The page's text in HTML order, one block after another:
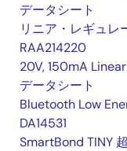
データシート
リニア・レギュレ
RAA214220
20V, 150mA
データシート
Bluetooth Low
DA14531
SmartBond TINY